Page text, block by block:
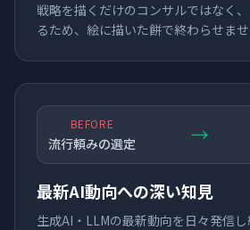
戦略を描くだけのコンサルではなく
るため、絵に描いた餅で終わらせませ
BEFORE
流行頼みの選定 →
最新AI動向への深い知見
生成AI・LLMの最新動向を日々発信